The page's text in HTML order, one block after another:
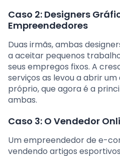
Caso 2: Designers
Empreendedores
Duas irmãs, ambas
a aceitar pequenos
seus empregos fixos. A
serviços as levou a abrir
próprio, que agora é a
ambas.
Caso 3: O Vendedor
Um empreendedor de e-
vendendo artigos